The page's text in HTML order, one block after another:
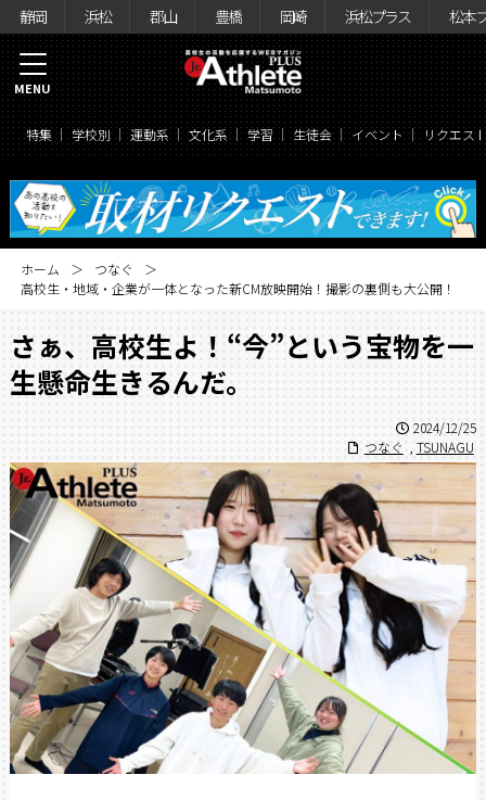
静岡 浜松 郡山 豊橋 岡崎 浜松プラス 松本
特集 学校別 運動系 文化系 学習 生徒会 イベント リクエス
MENU
ホーム
つなぐ
高校生・地域・企業が一体となった新CM放映開始！撮影の裏側も大公開！
さぁ、高校生よ！“今”という宝物を一
生懸命生きるんだ。
2024/12/25
つなぐ
TSUNAGU